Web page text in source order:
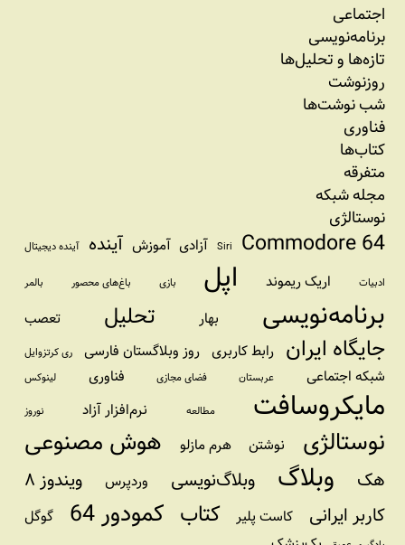
اجتماعی
برنامه‏‌نویسی
تازه‌‌ها و تحلیل‌ها
روزنوشت
شب نوشت‌ها
فناوری
کتاب‌ها
متفرقه
مجله شبکه
نوستالژی
Commodore 64
Siri آزادی آموزش آینده آینده دیجیتال
ادبیات اریک ریموند اپل بازی باغ‌های محصور بالمر
برنامه‌نویسی بهار تحلیل تعصب
جایگاه ایران رابط کاربری روز وبلاگستان فارسی ری کرتزوایل
شبکه اجتماعی عربستان فضای مجازی فناوری لینوکس
مایکروسافت مطالعه نرم‌افزار آزاد نوروز
نوستالژی نوشتن هرم مازلو هوش مصنوعی
هک وبلاگ وبلاگ‌نویسی وردپرس
ویندوز ۸
کاربر ایرانی
کاست پلیر کتاب کمودور 64 گوگل